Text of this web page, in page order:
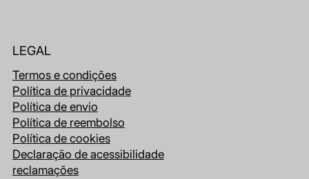
LEGAL
Termos e condições
Política de privacidade
Política de envio
Política de reembolso
Política de cookies
Declaração de acessibilidade
reclamações